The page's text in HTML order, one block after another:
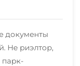
документы
Не риэлтор,
парк-